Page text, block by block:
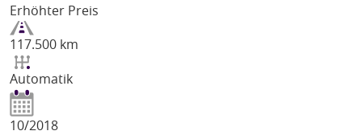
Erhöhter Preis
117.500 km
Automatik
10/2018